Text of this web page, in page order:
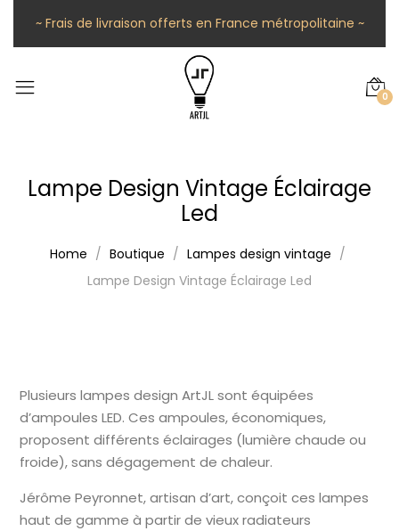
~ Frais de livraison offerts en France métropolitaine ~
0
Lampe Design Vintage Éclairage
Led
Home Boutique
Lampes design vintage
Lampe Design Vintage Éclairage Led
Plusieurs lampes design ArtJL sont équipées
d’ampoules LED. Ces ampoules, économiques,
proposent différents éclairages (lumière chaude ou
froide), sans dégagement de chaleur.
Jérôme Peyronnet, artisan d’art, conçoit ces lampes
haut de gamme à partir de vieux radiateurs